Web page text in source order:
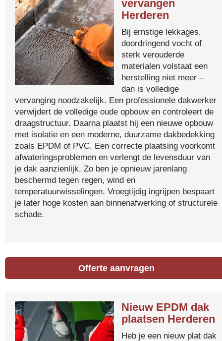
vervangen
Herderen
Bij ernstige lekkages,
doordringend vocht of
sterk verouderde
materialen volstaat een
herstelling niet meer –
dan is volledige
vervanging noodzakelijk. Een professionele dakwerker
verwijdert de volledige oude opbouw en controleert de
draagstructuur. Daarna plaatst hij een nieuwe opbouw
met isolatie en een moderne, duurzame dakbedekking
zoals EPDM of PVC. Een correcte plaatsing voorkomt
afwateringsproblemen en verlengt de levensduur van
je dak aanzienlijk. Zo ben je opnieuw jarenlang
beschermd tegen regen, wind en
temperatuurwisselingen. Vroegtijdig ingrijpen bespaart
je later hoge kosten aan binnenafwerking of structurele
schade.
Offerte aanvragen
Nieuw EPDM dak
plaatsen Herderen
Heb je een nieuw plat dak